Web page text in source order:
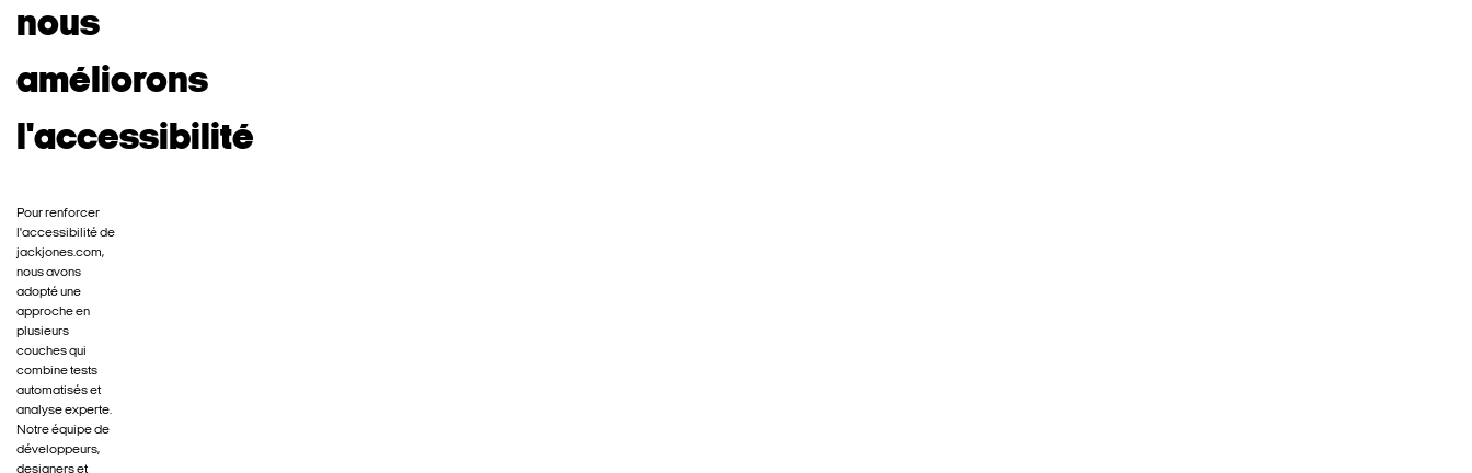
nous
améliorons
l'accessibilité
Pour renforcer
l'accessibilité de
jackjones.com,
nous avons
adopté une
approche en
plusieurs
couches qui
combine tests
automatisés et
analyse experte.
Notre équipe de
développeurs,
designers et